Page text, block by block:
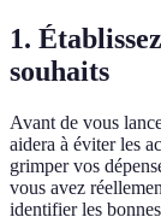
1.
souhaits
Avant de vous
aidera à éviter les
grimper vos
vous avez
identifier les